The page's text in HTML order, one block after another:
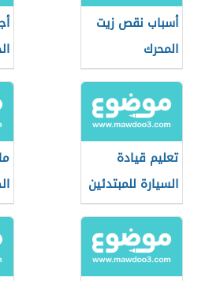
أسباب نقص زيت
المحرك
تعليم قيادة
السيارة للمبتدئين